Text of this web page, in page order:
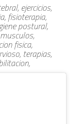
ejercicios,
fisioterapia,
postural,
fisica,
terapias,